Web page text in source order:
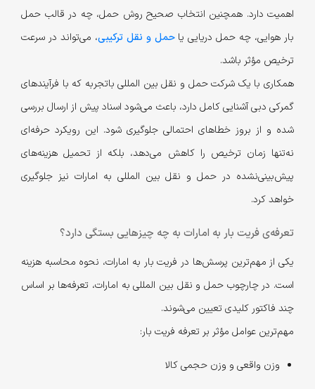
اهمیت دارد. همچنین انتخاب صحیح روش حمل، چه در قالب حمل
بار هوایی، چه حمل دریایی یاحمل و نقل ترکیبی، می‌تواند در سرعت
ترخیص مؤثر باشد.
همکاری با یک شرکت حمل و نقل بین المللی باتجربه که با فرآیندهای
گمرکی دبی آشنایی کامل دارد، باعث می‌شود اسناد پیش از ارسال بررسی
شده و از بروز خطاهای احتمالی جلوگیری شود. این رویکرد حرفه‌ای
نه‌تنها زمان ترخیص را کاهش می‌دهد، بلکه از تحمیل هزینه‌های
پیش‌بینی‌نشده در حمل و نقل بین المللی به امارات نیز جلوگیری
خواهد کرد.
تعرفه‌ی فریت بار به امارات به چه چیزهایی بستگی دارد؟
یکی از مهم‌ترین پرسش‌ها در فریت بار به امارات، نحوه محاسبه هزینه
است. در چارچوب حمل و نقل بین المللی به امارات، تعرفه‌ها بر اساس
چند فاکتور کلیدی تعیین می‌شوند.
مهم‌ترین عوامل مؤثر بر تعرفه فریت بار:
وزن واقعی و وزن حجمی کالا